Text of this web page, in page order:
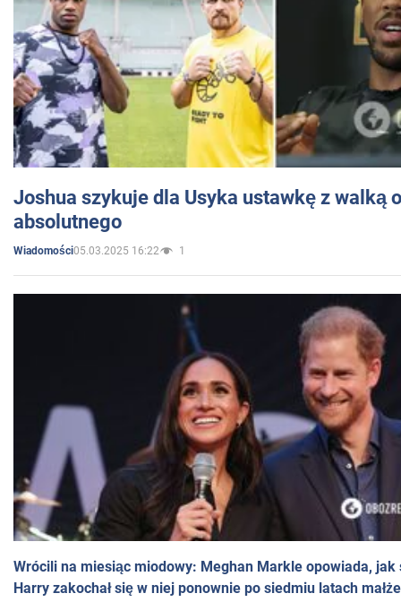
Joshua szykuje dla Usyka ustawkę z walką
absolutnego
Wiadomości05.03.2025 16:22 1
Wrócili na miesiąc miodowy: Meghan Markle opowiada, jak
Harry zakochał się w niej ponownie po siedmiu latach